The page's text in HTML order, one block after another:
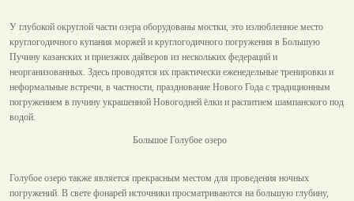
У глубокой округлой части озера оборудованы мостки, это излюбленное место
круглогодичного купания моржей и круглогодичного погружения в Большую
Пучину казанских и приезжих дайверов из нескольких федераций и
неорганизованных. Здесь проводятся их практически еженедельные тренировки и
неформальные встречи, в частности, празднование Нового Года с традиционным
погружением в пучину украшенной Новогодней ёлки и распитием шампанского под
водой.
Большое Голубое озеро
Голубое озеро также является прекрасным местом для проведения ночных
погружений. В свете фонарей источники просматриваются на большую глубину,